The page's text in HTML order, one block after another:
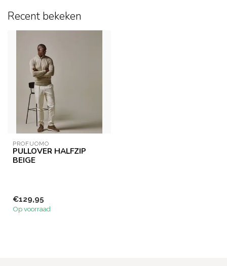
Recent bekeken
PROFUOMO
PULLOVER HALFZIP
BEIGE
€129,95
Op voorraad